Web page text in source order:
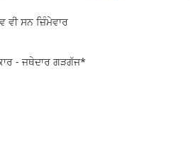
ਵੀ ਸਨ ਜ਼ਿੰਮੇਵਾਰ
- ਜਥੇਦਾਰ ਗੜਗੱਜ*